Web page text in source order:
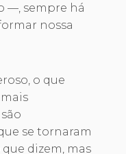
—, sempre há
nossa
o que
se tornaram
dizem, mas